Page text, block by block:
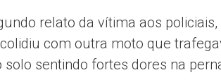
relato da vítima aos
com outra moto que
sentindo fortes dores na